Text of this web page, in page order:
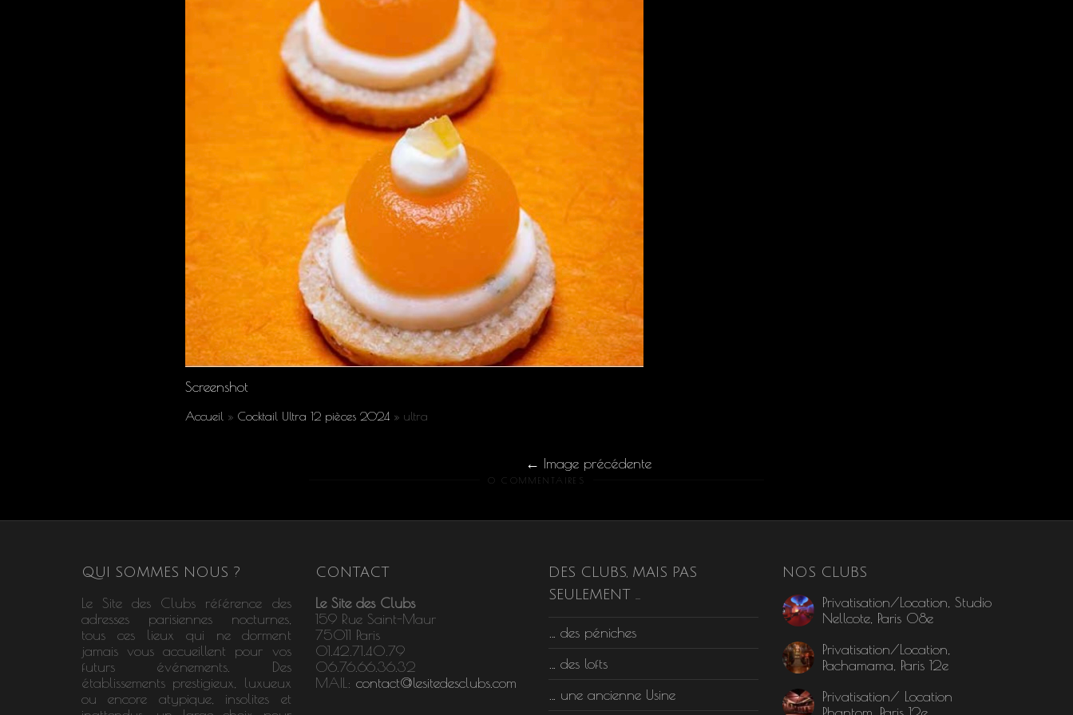
Screenshot
Accueil » Cocktail Ultra 12 pièces 2024 » ultra
Image précédente
0 COMMENTAIRES
QUI SOMMES NOUS ?
Le Site des Clubs référence des
adresses parisiennes nocturnes,
tous ces lieux qui ne dorment
jamais vous accueillent pour vos
futurs événements. Des
établissements prestigieux, luxueux
ou encore atypique, insolites et
CONTACT
Le Site des Clubs
159 Rue Saint-Maur
75011 Paris
01.42.71.40.79
06.76.66.36.32
MAIL: contact@lesitedesclubs.com
DES CLUBS, MAIS PAS
SEULEMENT …
… des péniches
… des lofts
… une ancienne Usine
NOS CLUBS
Privatisation/Location, Studio
Nellcote, Paris 08e
Privatisation/Location,
Pachamama, Paris 12e
Privatisation/ Location